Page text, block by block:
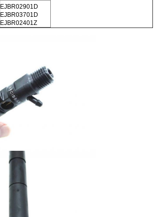
EJBR02901D
EJBR03701D
EJBR02401Z